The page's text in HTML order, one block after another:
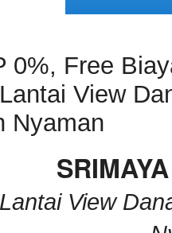
0%, Free
View
Nyaman
View